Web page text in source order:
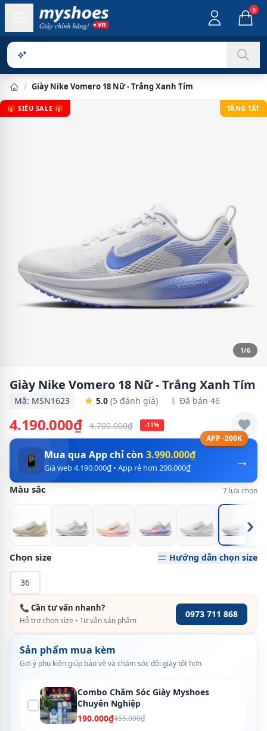
0
Sản phẩm ch
/ Giày Nike Vomero 18 Nữ - Trắng Xanh Tím
🎁 SIÊU SALE 🎁 TẶNG TẤT
1/6
Giày Nike Vomero 18 Nữ - Trắng Xanh Tím
Mã: MSN1623 5.0 (5 đánh giá) Đã bán 46
4.190.000₫ 4.700.000₫ -11%
APP -200K
→
📱 Mua qua App chỉ còn 3.990.000₫
Giá web 4.190.000₫ • App rẻ hơn 200.000₫
Màu sắc 7 lựa chọn
›
Chọn size Hướng dẫn chọn size
36
📞 Cần tư vấn nhanh?
Hỗ trợ chọn size • Tư vấn sản phẩm
0973 711 868
Sản phẩm mua kèm
Gợi ý phụ kiện giúp bảo vệ và chăm sóc đôi giày tốt hơn
Combo Chăm Sóc Giày Myshoes
Chuyên Nghiệp
190.000₫455.000₫